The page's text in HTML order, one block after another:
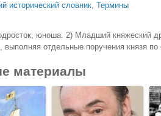
исторический словник, Термины
юноша. 2) Младший княжеский
выполняя отдельные поручения князя
материалы